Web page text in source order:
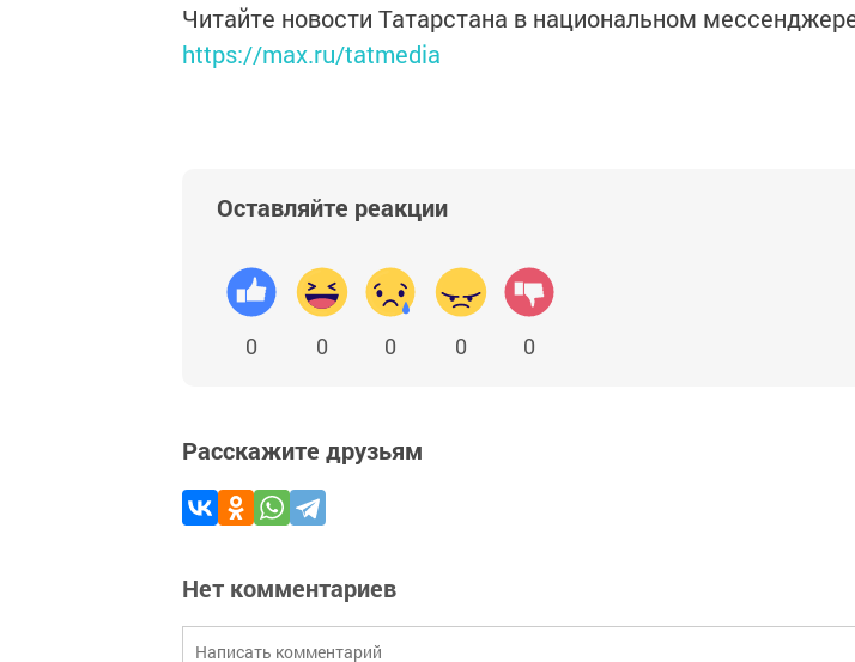
Читайте новости Татарстана в национальном
https://max.ru/tatmedia
Оставляйте реакции
0 0 0 0 0
Расскажите друзьям
Нет комментариев